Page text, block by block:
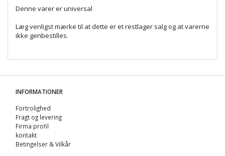
Denne varer er universal
Læg venligst mærke til at dette er et restlager salg og at varerne
ikke genbestilles.
INFORMATIONER
Fortrolighed
Fragt og levering
Firma profil
kontakt
Betingelser & Vilkår